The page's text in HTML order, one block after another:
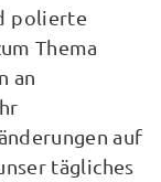
polierte
Thema
an
auf
tägliches